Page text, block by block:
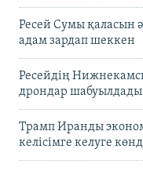
Ресей Сумы қаласын
адам зардап шеккен
Ресейдің
дрондар шабуылдады
Трамп Иранды
келісімге келуге